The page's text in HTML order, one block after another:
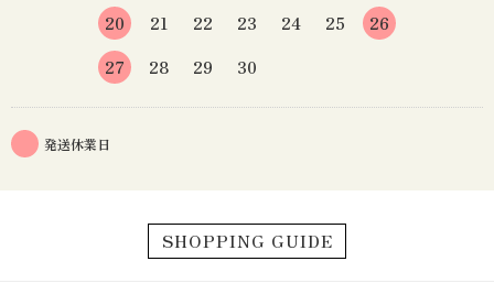
20
21 22 23 24 25
26
27
28 29 30
発送休業日
SHOPPING GUIDE